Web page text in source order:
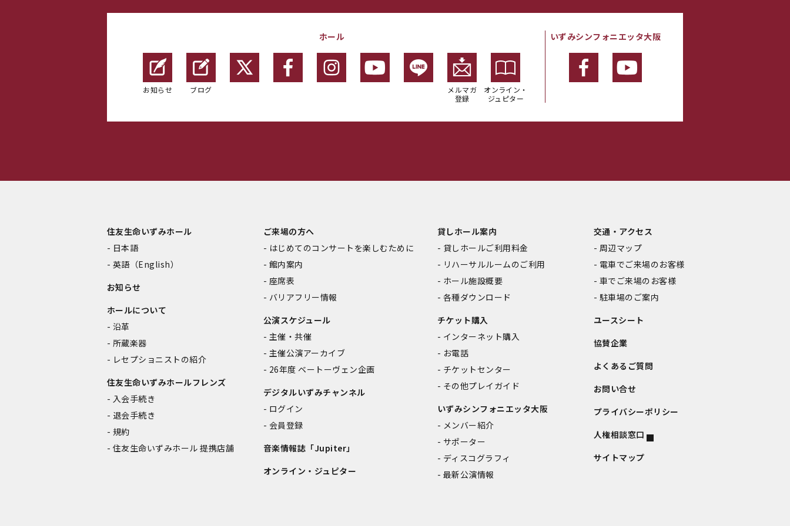
ホール
お知らせ ブログ
メルマガ
登録
オンライン・
ジュピター
いずみシンフォニエッタ大阪
住友生命いずみホール
日本語
英語（English）
お知らせ
ホールについて
沿革
所蔵楽器
レセプショニストの紹介
住友生命いずみホールフレンズ
入会手続き
退会手続き
規約
住友生命いずみホール 提携店舗
ご来場の方へ
はじめてのコンサートを楽しむために
館内案内
座席表
バリアフリー情報
公演スケジュール
主催・共催
主催公演アーカイブ
26年度 ベートーヴェン企画
デジタルいずみチャンネル
ログイン
会員登録
音楽情報誌「Jupiter」
オンライン・ジュピター
貸しホール案内
貸しホールご利用料金
リハーサルルームのご利用
ホール施設概要
各種ダウンロード
チケット購入
インターネット購入
お電話
チケットセンター
その他プレイガイド
いずみシンフォニエッタ大阪
メンバー紹介
サポーター
ディスコグラフィ
最新公演情報
交通・アクセス
周辺マップ
電車でご来場のお客様
車でご来場のお客様
駐車場のご案内
ユースシート
協賛企業
よくあるご質問
お問い合せ
プライバシーポリシー
人権相談窓口
サイトマップ